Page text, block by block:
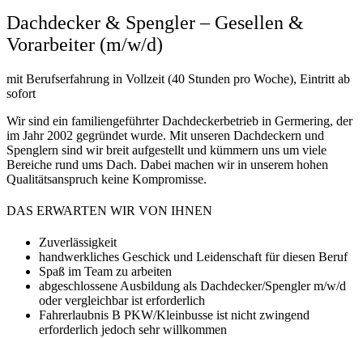
Dachdecker & Spengler – Gesellen &
Vorarbeiter (m/w/d)
mit Berufserfahrung in Vollzeit (40 Stunden pro Woche), Eintritt ab
sofort
Wir sind ein familiengeführter Dachdeckerbetrieb in Germering, der
im Jahr 2002 gegründet wurde. Mit unseren Dachdeckern und
Spenglern sind wir breit aufgestellt und kümmern uns um viele
Bereiche rund ums Dach. Dabei machen wir in unserem hohen
Qualitätsanspruch keine Kompromisse.
DAS ERWARTEN WIR VON IHNEN
Zuverlässigkeit
handwerkliches Geschick und Leidenschaft für diesen Beruf
Spaß im Team zu arbeiten
abgeschlossene Ausbildung als Dachdecker/Spengler m/w/d
oder vergleichbar ist erforderlich
Fahrerlaubnis B PKW/Kleinbusse ist nicht zwingend
erforderlich jedoch sehr willkommen